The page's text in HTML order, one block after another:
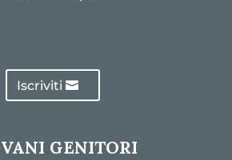
Iscriviti
GENITORI